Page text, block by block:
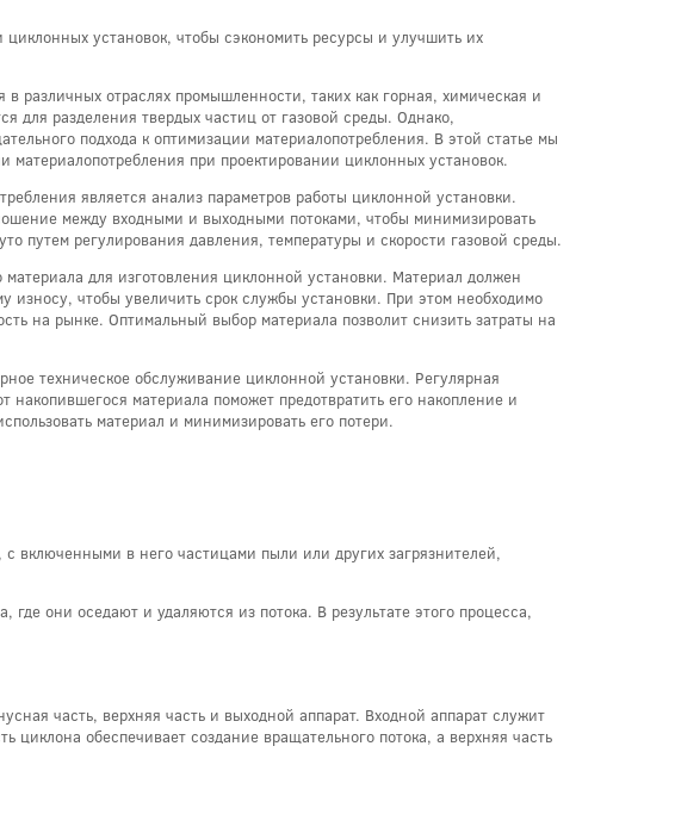
установок, чтобы сэкономить ресурсы и улучшить их
различных отраслях промышленности, таких как горная, химическая и
для разделения твердых частиц от газовой среды. Однако,
подхода к оптимизации материалопотребления. В этой статье мы
материалопотребления при проектировании циклонных установок.
является анализ параметров работы циклонной установки.
между входными и выходными потоками, чтобы минимизировать
путем регулирования давления, температуры и скорости газовой среды.
для изготовления циклонной установки. Материал должен
износу, чтобы увеличить срок службы установки. При этом необходимо
на рынке. Оптимальный выбор материала позволит снизить затраты на
техническое обслуживание циклонной установки. Регулярная
накопившегося материала поможет предотвратить его накопление и
материал и минимизировать его потери.
включенными в него частицами пыли или других загрязнителей,
они оседают и удаляются из потока. В результате этого процесса,
часть, верхняя часть и выходной аппарат. Входной аппарат служит
циклона обеспечивает создание вращательного потока, а верхняя часть